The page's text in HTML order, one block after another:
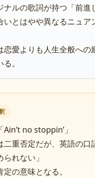
ナルの歌詞が持つ「前進
いとはやや異なるニュア
恋愛よりも人生全般への
。
no stoppin’」
二重否定だが、英語の口
られない」
の意味となる。